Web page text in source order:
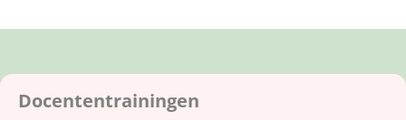
Docententrainingen